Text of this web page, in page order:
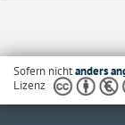
Sofern nichtanders
Lizenz